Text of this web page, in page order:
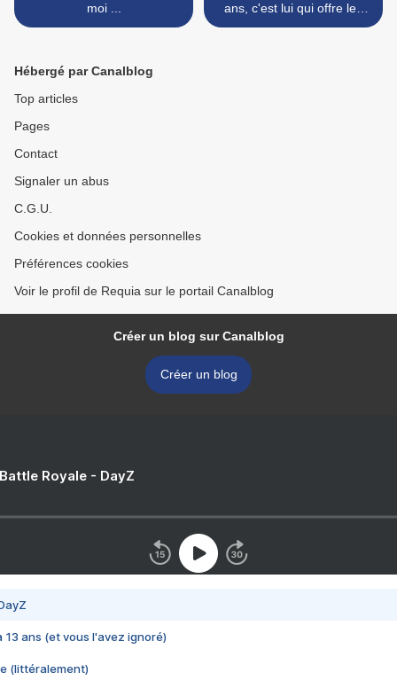
moi ...
ans, c'est lui qui offre les
cadeaux (concours inside)
Hébergé par Canalblog
Top articles
Pages
Contact
Signaler un abus
C.G.U.
Cookies et données personnelles
Préférences cookies
Voir le profil de Requia sur le portail Canalblog
Créer un blog sur Canalblog
Créer un blog
Royale - DayZ
13 ans (et vous l'avez ignoré)
(littéralement)